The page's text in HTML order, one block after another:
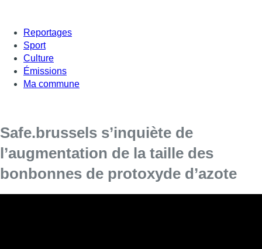
Reportages
Sport
Culture
Émissions
Ma commune
Safe.brussels s’inquiète de
l’augmentation de la taille des
bonbonnes de protoxyde d’azote